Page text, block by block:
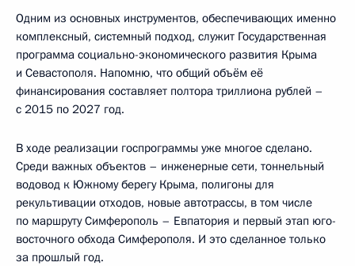
Одним из основных инструментов, обеспечивающих именно
комплексный, системный подход, служит Государственная
программа социально-экономического развития Крыма
и Севастополя. Напомню, что общий объём её
финансирования составляет полтора триллиона рублей –
с 2015 по 2027 год.
В ходе реализации госпрограммы уже многое сделано.
Среди важных объектов – инженерные сети, тоннельный
водовод к Южному берегу Крыма, полигоны для
рекультивации отходов, новые автотрассы, в том числе
по маршруту Симферополь – Евпатория и первый этап юго-
восточного обхода Симферополя. И это сделанное только
за прошлый год.